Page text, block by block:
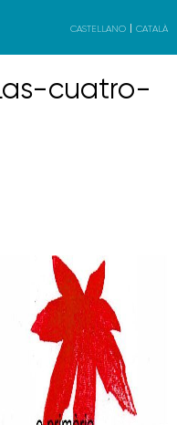
CASTELLANO CATALÀ
cuatro-